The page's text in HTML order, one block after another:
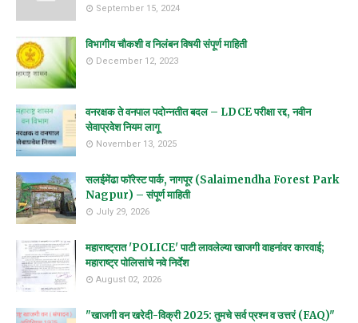
September 15, 2024
विभागीय चौकशी व निलंबन विषयी संपूर्ण माहिती
December 12, 2023
वनरक्षक ते वनपाल पदोन्नतीत बदल – LDCE परीक्षा रद्द, नवीन
सेवाप्रवेश नियम लागू
November 13, 2025
सलईमेंढा फॉरेस्ट पार्क, नागपूर (Salaimendha Forest Park
Nagpur) – संपूर्ण माहिती
July 29, 2026
महाराष्ट्रात 'POLICE' पाटी लावलेल्या खाजगी वाहनांवर कारवाई;
महाराष्ट्र पोलिसांचे नवे निर्देश
August 02, 2026
"खाजगी वन खरेदी-विक्री 2025: तुमचे सर्व प्रश्न व उत्तरं (FAQ)"